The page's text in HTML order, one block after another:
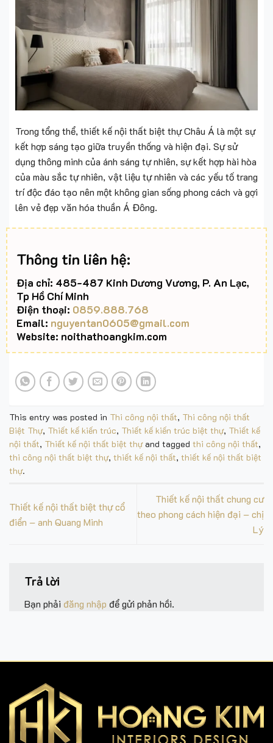
Trong tổng thể, thiết kế nội thất biệt thự Châu Á là một sự
kết hợp sáng tạo giữa truyền thống và hiện đại. Sự sử
dụng thông minh của ánh sáng tự nhiên, sự kết hợp hài hòa
của màu sắc tự nhiên, vật liệu tự nhiên và các yếu tố trang
trí độc đáo tạo nên một không gian sống phong cách và gợi
lên vẻ đẹp văn hóa thuần Á Đông.
Thông tin liên hệ:
Địa chỉ: 485-487 Kinh Dương Vương, P. An Lạc,
Tp Hồ Chí Minh
Điện thoại: 0859.888.768
Email: nguyentan0605@gmail.com
Website: noithathoangkim.com
This entry was posted in Thi công nội thất, Thi công nội thất
Biệt Thự, Thiết kế kiến trúc, Thiết kế kiến trúc biệt thự, Thiết kế
nội thất, Thiết kế nội thất biệt thựand tagged thi công nội thất,
thi công nội thất biệt thự, thiết kế nội thất, thiết kế nội thất biệt
thự.
Thiết kế nội thất biệt thự cổ
điển – anh Quang Minh
Thiết kế nội thất chung cư
theo phong cách hiện đại – chị
Lý
Trả lời
Bạn phải đăng nhập để gửi phản hồi.